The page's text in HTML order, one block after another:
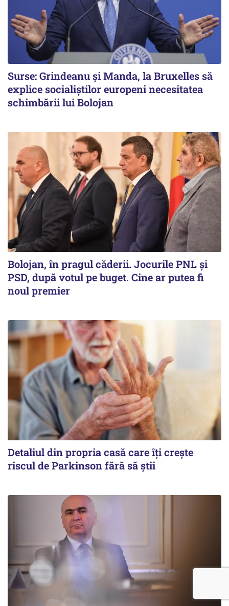
Surse: Grindeanu și Manda, la Bruxelles să
explice socialiștilor europeni necesitatea
schimbării lui Bolojan
Bolojan, în pragul căderii. Jocurile PNL și
PSD, după votul pe buget. Cine ar putea fi
noul premier
Detaliul din propria casă care îți crește
riscul de Parkinson fără să știi